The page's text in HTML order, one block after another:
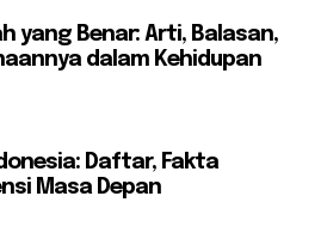
yang Benar: Arti, Balasan,
dalam Kehidupan
Daftar, Fakta
Masa Depan